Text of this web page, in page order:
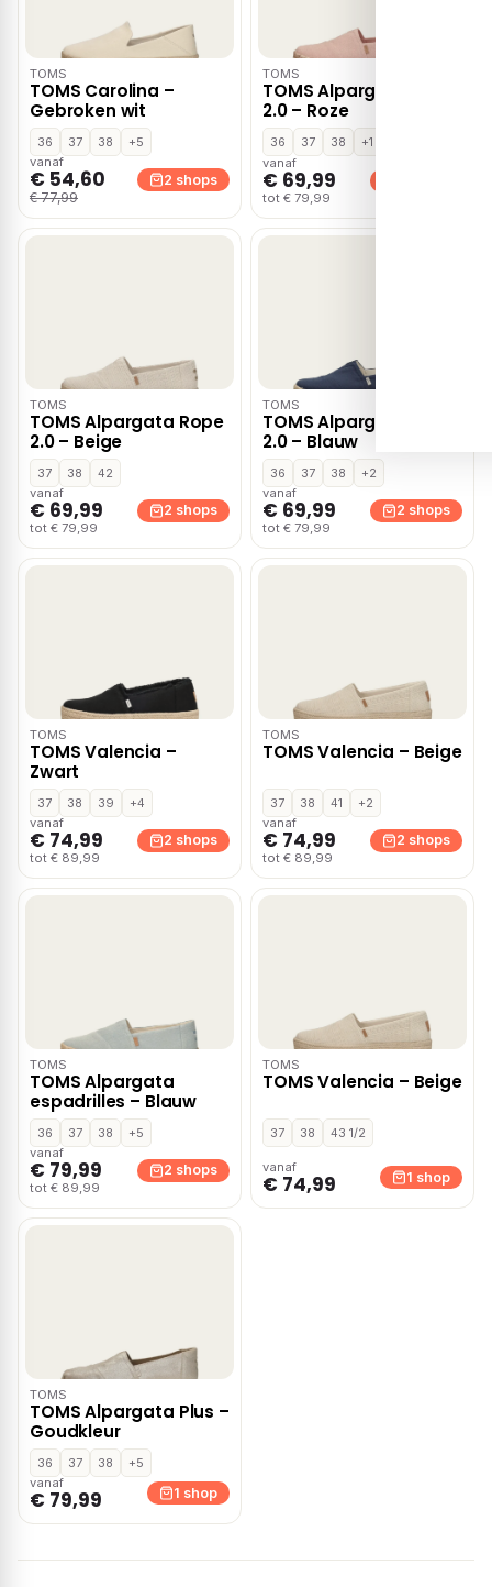
TOMS
TOMS Carolina –
Gebroken wit
36 37 38
+5
vanaf
€ 54,60
€ 77,99
2 shops
TOMS
TOMS Alpargata Rope
2.0 – Roze
36 37 38
+1
vanaf
€ 69,99
tot € 79,99
TOMS
TOMS Alpargata Rope
2.0 – Beige
37 38
42
vanaf
€ 69,99
tot € 79,99
2 shops
TOMS
TOMS Alpargata Rope
2.0 – Blauw
36 37 38
+2
vanaf
€ 69,99
tot € 79,99
2 shops
TOMS
TOMS Valencia –
Zwart
37 38 39
+4
vanaf
€ 74,99
tot € 89,99
2 shops
TOMS
TOMS Valencia – Beige
37 38 41
+2
vanaf
€ 74,99
tot € 89,99
2 shops
TOMS
TOMS Alpargata
espadrilles – Blauw
36 37 38
+5
vanaf
€ 79,99
tot € 89,99
2 shops
TOMS
TOMS Valencia – Beige
37 38 43 1/2
vanaf
€ 74,99 1 shop
TOMS
TOMS Alpargata Plus –
Goudkleur
36 37 38
+5
vanaf
€ 79,99 1 shop